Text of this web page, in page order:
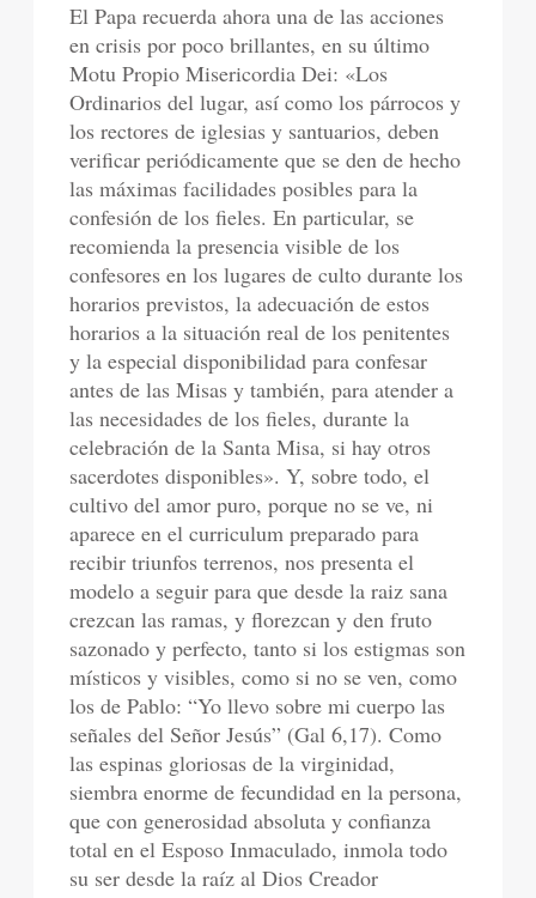
El Papa recuerda ahora una de las acciones
en crisis por poco brillantes, en su último
Motu Propio Misericordia Dei: «Los
Ordinarios del lugar, así como los párrocos y
los rectores de iglesias y santuarios, deben
verificar periódicamente que se den de hecho
las máximas facilidades posibles para la
confesión de los fieles. En particular, se
recomienda la presencia visible de los
confesores en los lugares de culto durante los
horarios previstos, la adecuación de estos
horarios a la situación real de los penitentes
y la especial disponibilidad para confesar
antes de las Misas y también, para atender a
las necesidades de los fieles, durante la
celebración de la Santa Misa, si hay otros
sacerdotes disponibles». Y, sobre todo, el
cultivo del amor puro, porque no se ve, ni
aparece en el curriculum preparado para
recibir triunfos terrenos, nos presenta el
modelo a seguir para que desde la raiz sana
crezcan las ramas, y florezcan y den fruto
sazonado y perfecto, tanto si los estigmas son
místicos y visibles, como si no se ven, como
los de Pablo: “Yo llevo sobre mi cuerpo las
señales del Señor Jesús” (Gal 6,17). Como
las espinas gloriosas de la virginidad,
siembra enorme de fecundidad en la persona,
que con generosidad absoluta y confianza
total en el Esposo Inmaculado, inmola todo
su ser desde la raíz al Dios Creador